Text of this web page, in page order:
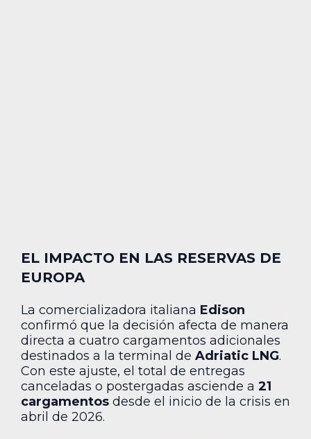
EL IMPACTO EN LAS RESERVAS DE
EUROPA
La comercializadora italiana Edison
confirmó que la decisión afecta de manera
directa a cuatro cargamentos adicionales
destinados a la terminal de Adriatic LNG.
Con este ajuste, el total de entregas
canceladas o postergadas asciende a 21
cargamentos desde el inicio de la crisis en
abril de 2026.